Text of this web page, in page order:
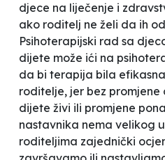
djece na liječenje i
ako roditelj ne želi da ih
Psihoterapijski rad sa
dijete može ići na
da bi terapija bila
roditelje, jer bez promjene
dijete živi ili promjene
nastavnika nema velikog
roditeljima zajednički